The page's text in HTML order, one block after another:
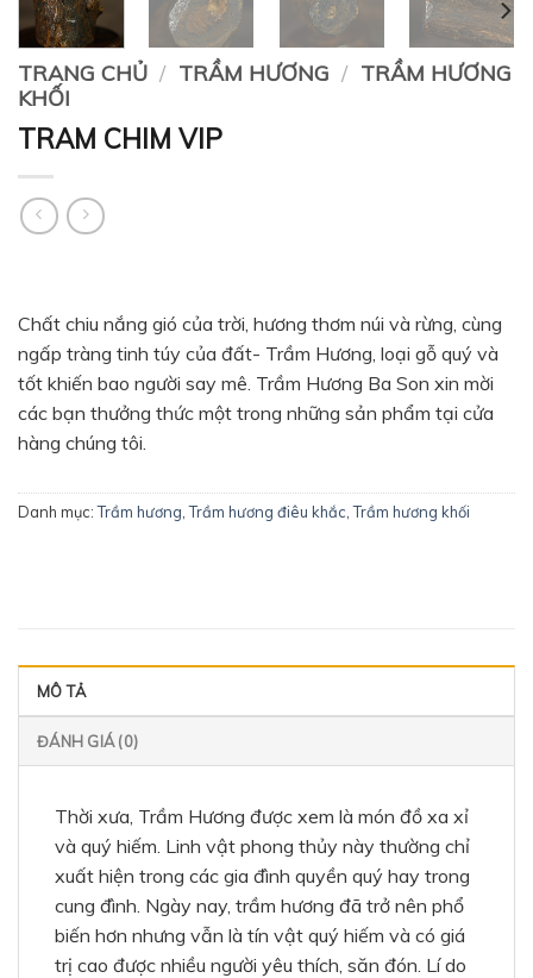
TRANG CHỦ / TRẦM HƯƠNG / TRẦM HƯƠNG
KHỐI
TRAM CHIM VIP
Chất chiu nắng gió của trời, hương thơm núi và rừng, cùng
ngấp tràng tinh túy của đất- Trầm Hương, loại gỗ quý và
tốt khiến bao người say mê. Trầm Hương Ba Son xin mời
các bạn thưởng thức một trong những sản phẩm tại cửa
hàng chúng tôi.
Danh mục:Trầm hương ,Trầm hương điêu khắc ,Trầm hương khối
MÔ TẢ
ĐÁNH GIÁ (0)
Thời xưa, Trầm Hương được xem là món đồ xa xỉ
và quý hiếm. Linh vật phong thủy này thường chỉ
xuất hiện trong các gia đình quyền quý hay trong
cung đình. Ngày nay, trầm hương đã trở nên phổ
biến hơn nhưng vẫn là tín vật quý hiếm và có giá
trị cao được nhiều người yêu thích, săn đón. Lí do